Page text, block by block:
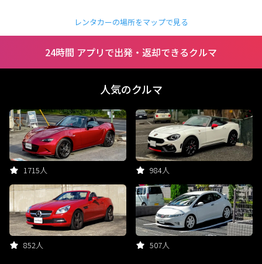
レンタカーの場所をマップで見る
24時間 アプリで出発・返却できるクルマ
人気のクルマ
1715人 984人
852人 507人